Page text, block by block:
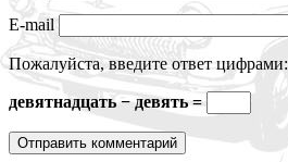
E-mail
Пожалуйста, введите ответ цифрами:
девятнадцать − девять =